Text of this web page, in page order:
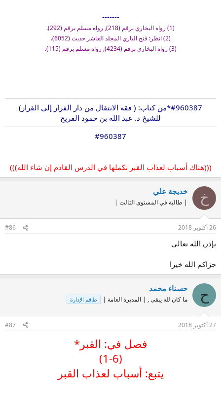
-------
(1) رواه البخاري برقم (218), رواه مسلم برقم (292).
(2) انظر: فتح الباري المجلد العاشر حديث (6052).
(3) رواه البخاري برقم (4234), رواه مسلم برقم (115).
#960387*من كتاب: ( فقه الانتقال من دار الفرار إلى القرار)
للشيخ د. عبد الله بن حمود الفريح
#960387
(((هناك أسباب لعذاب القبر نكملها في الدرس القادم إن شاء الله)))
خ خديجة علي
| طالبة في المستوى الثالث |
26 أكتوبر 2018 #86
بإذن الله تعالى
جزاكم الله خيرا
ح حسناء محمد
ما كان لله يبقى , | المديرة العامة | طاقم الإدارة
27 أكتوبر 2018 #87
فصل في: القبر*
(1-6)
يتبع: أسباب لعذاب القبر